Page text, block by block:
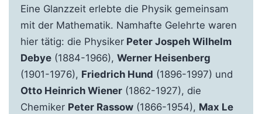
Eine Glanzzeit erlebte die Physik gemeinsam
mit der Mathematik. Namhafte Gelehrte waren
hier tätig: die Physiker Peter Jospeh Wilhelm
Debye (1884-1966), Werner Heisenberg
(1901-1976), Friedrich Hund (1896-1997) und
Otto Heinrich Wiener (1862-1927), die
Chemiker Peter Rassow (1866-1954), Max Le